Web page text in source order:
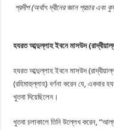
প্রদীপ (অর্থাৎ দ্বীনের জ্ঞান প্রচার
হযরত আব্দুল্লাহ ইবনে মাসউদ
হযরত আব্দুল্লাহ ইবনে মাসউদ
(রহিমাহুল্লাহ) বর্ণনা করেন যে, একবার
খুতবা দিয়েছিলেন।
খুতবা চলাকালে তিনি উল্লেখ করেন,